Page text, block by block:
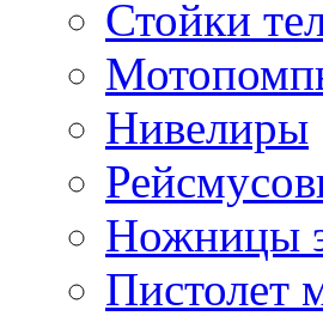
Стойки
Нивелиры
Ножницы
Пистолет